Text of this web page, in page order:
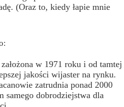
(Oraz to, kiedy łapie mnie
w 1971 roku i od tamtej
jakości wijaster na rynku.
zatrudnia ponad 2000
samego dobrodziejstwa dla